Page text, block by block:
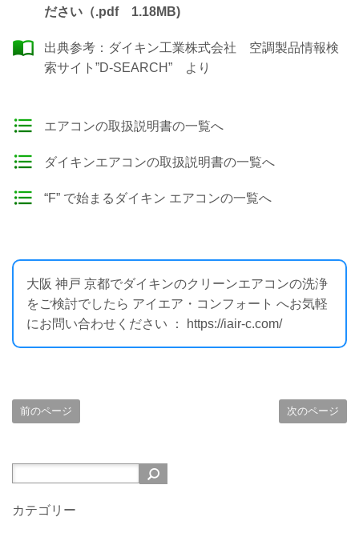
ださい（.pdf 1.18MB)
出典参考： ダイキン工業株式会社 空調製品情報検
索サイト”D-SEARCH” より
エアコンの取扱説明書の一覧へ
ダイキンエアコンの取扱説明書の一覧へ
“F” で始まるダイキン エアコンの一覧へ
大阪 神戸 京都でダイキンのクリーンエアコンの洗浄
をご検討でしたら アイエア・コンフォート へお気軽
にお問い合わせください ： https://iair-c.com/
前のページ 次のページ
カテゴリー